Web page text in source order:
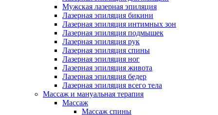
Мужская лазерная эпиляция
Лазерная эпиляция бикини
Лазерная эпиляция интимных зон
Лазерная эпиляция подмышек
Лазерная эпиляция рук
Лазерная эпиляция спины
Лазерная эпиляция ног
Лазерная эпиляция живота
Лазерная эпиляция бедер
Лазерная эпиляция всего тела
Массаж и мануальная терапия
Массаж
Массаж спины